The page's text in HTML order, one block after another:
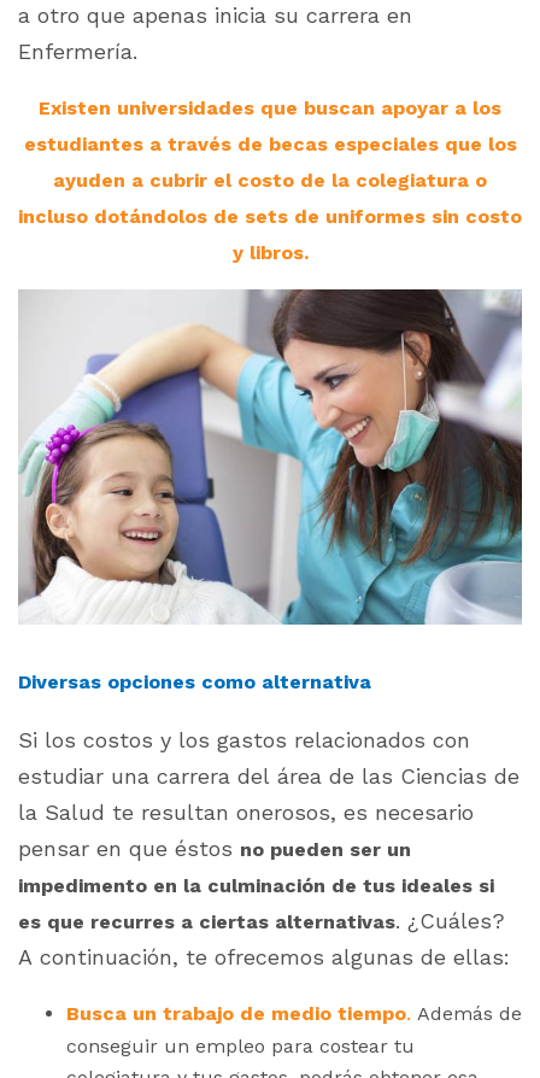
a otro que apenas inicia su carrera en
Enfermería.
Existen universidades que buscan apoyar a los
estudiantes a través de becas especiales que los
ayuden a cubrir el costo de la colegiatura o
incluso dotándolos de sets de uniformes sin costo
y libros.
Diversas opciones como alternativa
Si los costos y los gastos relacionados con
estudiar una carrera del área de las Ciencias de
la Salud te resultan onerosos, es necesario
pensar en que éstos no pueden ser un
impedimento en la culminación de tus ideales si
es que recurres a ciertas alternativas. ¿Cuáles?
A continuación, te ofrecemos algunas de ellas:
Busca un trabajo de medio tiempo. Además de
conseguir un empleo para costear tu